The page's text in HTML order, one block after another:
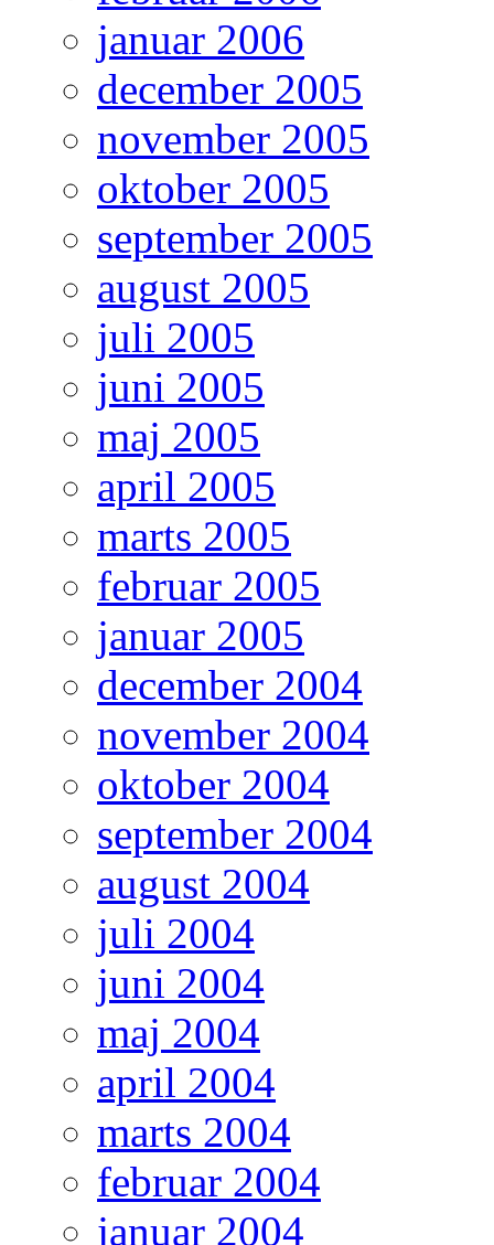
januar 2006
december 2005
november 2005
oktober 2005
september 2005
august 2005
juli 2005
juni 2005
maj 2005
april 2005
marts 2005
februar 2005
januar 2005
december 2004
november 2004
oktober 2004
september 2004
august 2004
juli 2004
juni 2004
maj 2004
april 2004
marts 2004
februar 2004
januar 2004